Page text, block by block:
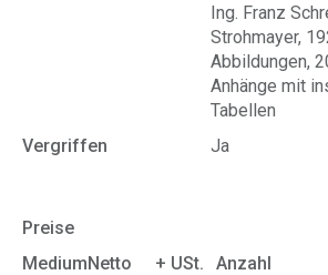
Ing. Franz
Strohmayer,
Abbildungen,
Anhänge mit
Tabellen
Vergriffen
Ja
Preise
MediumNetto + USt. Anzahl